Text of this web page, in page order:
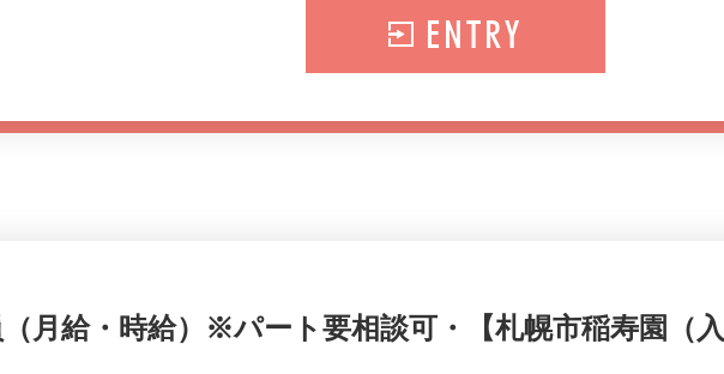
ENTRY
月給・時給）※パート要相談可・【札幌市稲寿園（